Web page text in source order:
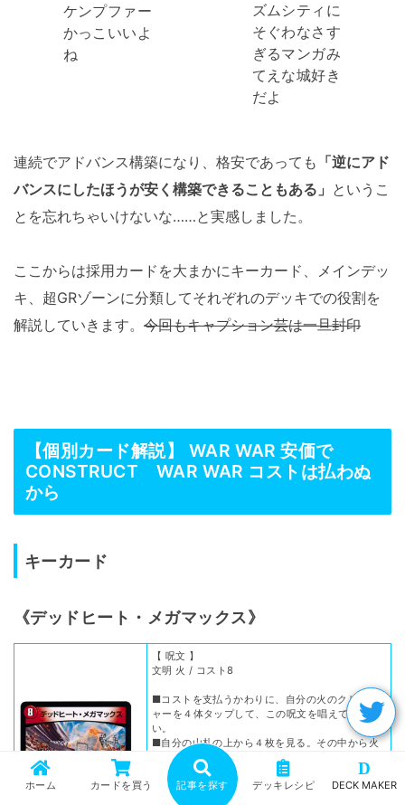
ケンプファー
かっこいいよ
ね
ズムシティに
そぐわなさす
ぎるマンガみ
てえな城好き
だよ
連続でアドバンス構築になり、格安であっても 「逆にアド
バンスにしたほうが安く構築できることもある」 というこ
とを忘れちゃいけないな……と実感しました。
ここからは採用カードを大まかにキーカード、メインデッ
キ、超GRゾーンに分類してそれぞれのデッキでの役割を
解説していきます。 今回もキャプション芸は一旦封印
【個別カード解説】 WAR WAR 安価で
CONSTRUCT WAR WAR コストは払わぬ
から
キーカード
《デッドヒート・メガマックス》
【 呪文 】
文明 火 / コスト8
■コストを支払うかわりに、自分の火のクリーチ
ャーを４体タップして、この呪文を唱えてもよ
い。
■自分の山札の上から４枚を見る。その中から火
のクリーチャーを１体、バトルゾーンに出しても
よい。残りを好きな順序で自分の山札の一番下に
置く。
ホーム カードを買う 記事を探す デッキレシピ
D
DECK MAKER